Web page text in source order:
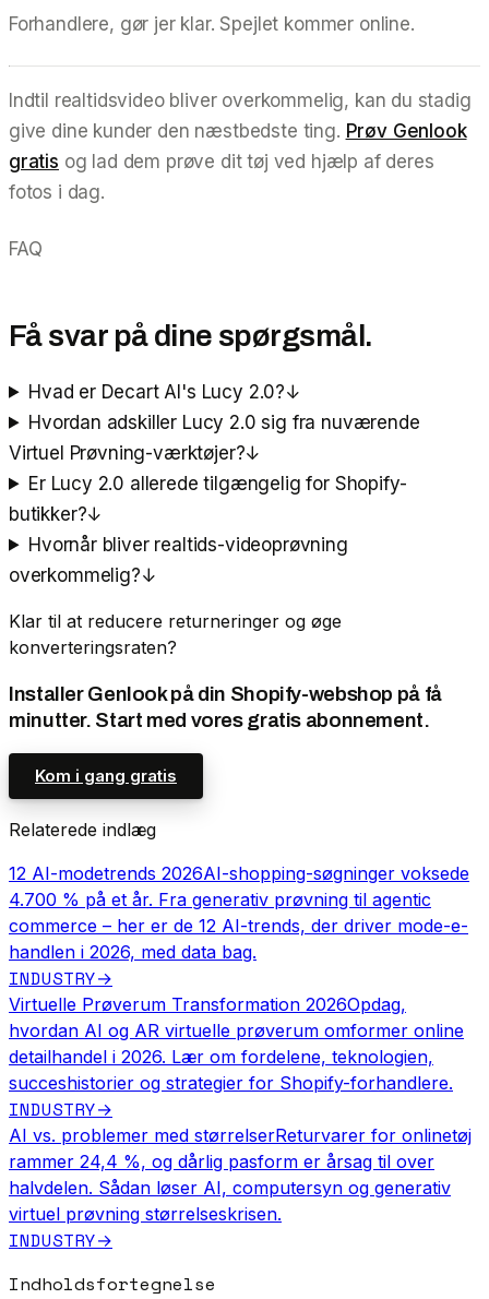
Forhandlere, gør jer klar. Spejlet kommer online.
Indtil realtidsvideo bliver overkommelig, kan du stadig
give dine kunder den næstbedste ting. Prøv Genlook
gratis og lad dem prøve dit tøj ved hjælp af deres
fotos i dag.
FAQ
Få svar på dine spørgsmål.
Hvad er Decart AI's Lucy 2.0?↓
Hvordan adskiller Lucy 2.0 sig fra nuværende
Virtuel Prøvning-værktøjer?↓
Er Lucy 2.0 allerede tilgængelig for Shopify-
butikker?↓
Hvornår bliver realtids-videoprøvning
overkommelig?↓
Klar til at reducere returneringer og øge
konverteringsraten?
Installer Genlook på din Shopify-webshop på få
minutter. Start med vores gratis abonnement.
Kom i gang gratis
Relaterede indlæg
12 AI-modetrends 2026AI-shopping-søgninger voksede
4.700 % på et år. Fra generativ prøvning til agentic
commerce – her er de 12 AI-trends, der driver mode-e-
handlen i 2026, med data bag.
INDUSTRY→
Virtuelle Prøverum Transformation 2026Opdag,
hvordan AI og AR virtuelle prøverum omformer online
detailhandel i 2026. Lær om fordelene, teknologien,
succeshistorier og strategier for Shopify-forhandlere.
INDUSTRY→
AI vs. problemer med størrelserReturvarer for onlinetøj
rammer 24,4 %, og dårlig pasform er årsag til over
halvdelen. Sådan løser AI, computersyn og generativ
virtuel prøvning størrelseskrisen.
INDUSTRY→
Indholdsfortegnelse